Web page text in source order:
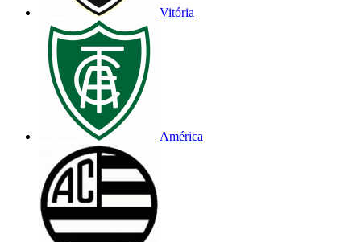
Vitória
América